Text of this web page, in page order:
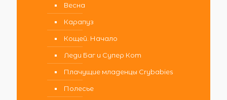
Весна
Карапуз
Кощей. Начало
Леди Баг и Супер Кот
Плачущие младенцы Crybabies
Полесье